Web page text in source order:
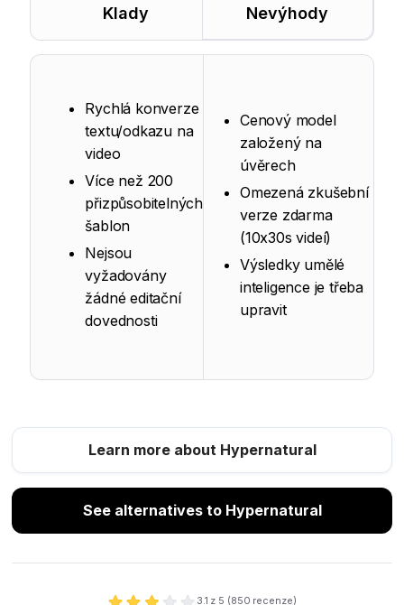
Klady Nevýhody
Rychlá konverze
textu/odkazu na
video
Více než 200
přizpůsobitelných
šablon
Nejsou
vyžadovány
žádné editační
dovednosti
Cenový model
založený na
úvěrech
Omezená zkušební
verze zdarma
(10x30s videí)
Výsledky umělé
inteligence je třeba
upravit
Learn more about Hypernatural
See alternatives to Hypernatural
3.1 z 5 (850 recenze)